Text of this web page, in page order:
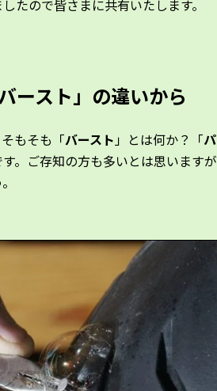
たので皆さまに共有いたします。
ースト」の違いから
もそも「バースト」とは何か？「
。ご存知の方も多いとは思います